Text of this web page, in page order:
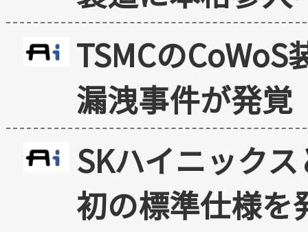
TSMCの
漏洩事件が発覚
SKハイニック
初の標準仕様を